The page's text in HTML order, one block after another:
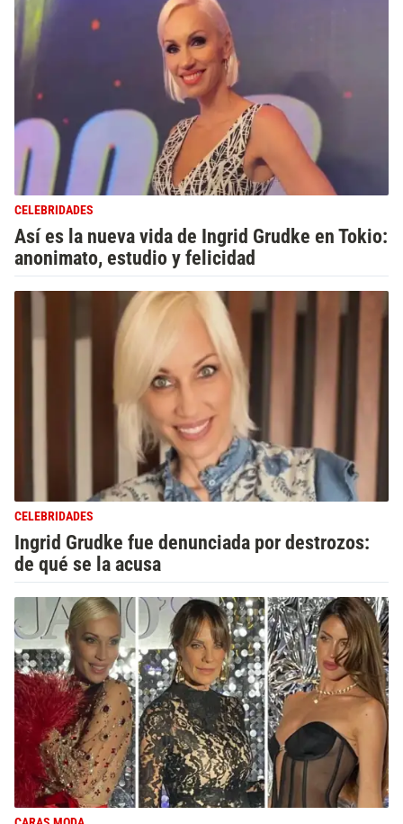
CELEBRIDADES
Así es la nueva vida de Ingrid Grudke en Tokio:
anonimato, estudio y felicidad
CELEBRIDADES
Ingrid Grudke fue denunciada por destrozos:
de qué se la acusa